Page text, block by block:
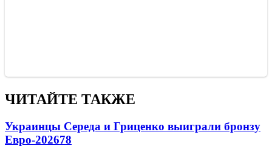
ЧИТАЙТЕ ТАКЖЕ
Украинцы Середа и Гриценко выиграли бронзу
Евро-202678